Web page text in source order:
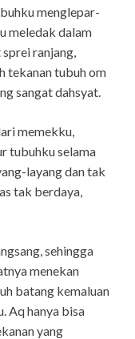
menglepar-
meledak dalam
ranjang,
tekanan tubuh om
sangat dahsyat.
memekku,
tubuhku selama
layang dan tak
tak berdaya,
sehingga
menekan
batang kemaluan
Aq hanya bisa
yang